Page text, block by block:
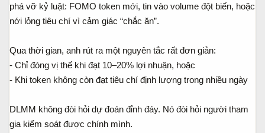
phá vỡ kỷ luật: FOMO token mới, tin vào volume đột biến, hoặc
nới lỏng tiêu chí vì cảm giác “chắc ăn”.
Qua thời gian, anh rút ra một nguyên tắc rất đơn giản:
- Chỉ đóng vị thế khi đạt 10–20% lợi nhuận, hoặc
- Khi token không còn đạt tiêu chí định lượng trong nhiều ngày
DLMM không đòi hỏi dự đoán đỉnh đáy. Nó đòi hỏi người tham
gia kiểm soát được chính mình.